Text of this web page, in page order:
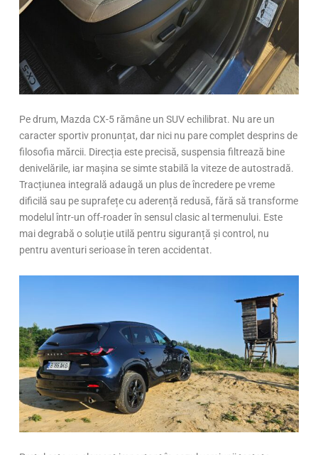
Pe drum, Mazda CX-5 rămâne un SUV echilibrat. Nu are un
caracter sportiv pronunțat, dar nici nu pare complet desprins de
filosofia mărcii. Direcția este precisă, suspensia filtrează bine
denivelările, iar mașina se simte stabilă la viteze de autostradă.
Tracțiunea integrală adaugă un plus de încredere pe vreme
dificilă sau pe suprafețe cu aderență redusă, fără să transforme
modelul într-un off-roader în sensul clasic al termenului. Este
mai degrabă o soluție utilă pentru siguranță și control, nu
pentru aventuri serioase în teren accidentat.